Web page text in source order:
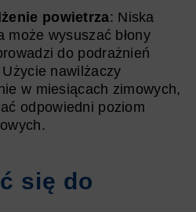
powietrza: Niska
może wysuszać błony
do podrażnień
nawilżaczy
w miesiącach zimowych,
odpowiedni poziom
się do